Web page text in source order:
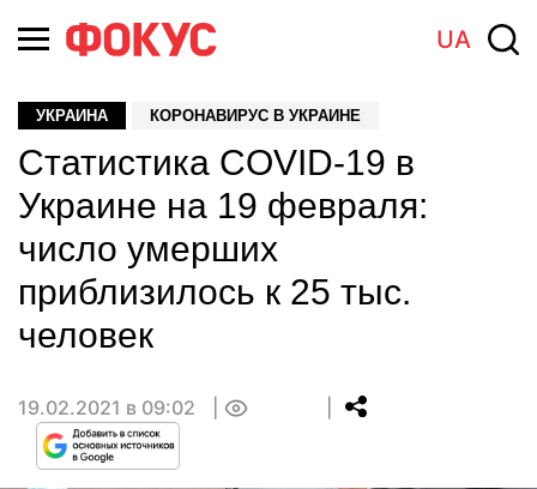
UA
УКРАИНА КОРОНАВИРУС В УКРАИНЕ
Статистика COVID-19 в
Украине на 19 февраля:
число умерших
приблизилось к 25 тыс.
человек
19.02.2021 в 09:02